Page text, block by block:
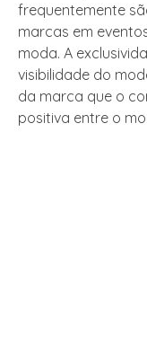
frequentemente
marcas em
moda. A
visibilidade do
da marca que o
positiva entre o